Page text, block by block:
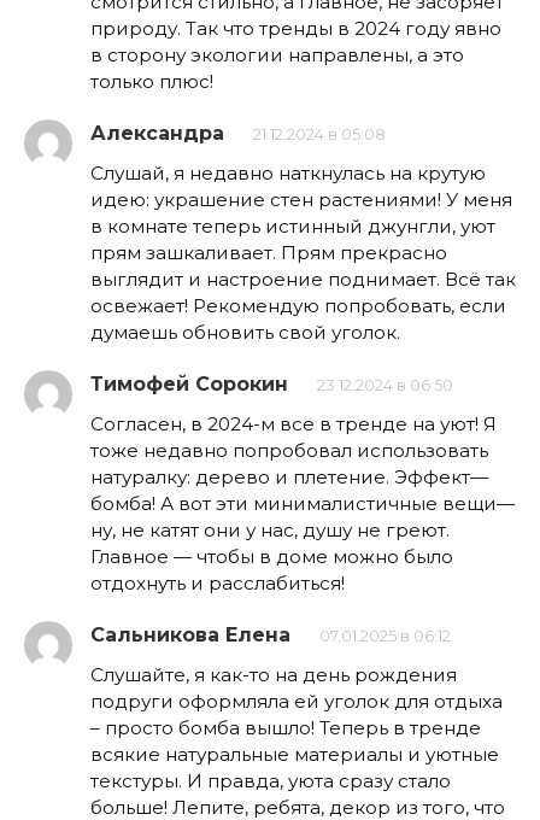
природу. Так что тренды в 2024 году явно
в сторону экологии направлены, а это
только плюс!
Александра 21.12.2024 в 05:08
Слушай, я недавно наткнулась на крутую
идею: украшение стен растениями! У меня
в комнате теперь истинный джунгли, уют
прям зашкаливает. Прям прекрасно
выглядит и настроение поднимает. Всё так
освежает! Рекомендую попробовать, если
думаешь обновить свой уголок.
Тимофей Сорокин 23.12.2024 в 06:50
Согласен, в 2024-м все в тренде на уют! Я
тоже недавно попробовал использовать
натуралку: дерево и плетение. Эффект—
бомба! А вот эти минималистичные вещи—
ну, не катят они у нас, душу не греют.
Главное — чтобы в доме можно было
отдохнуть и расслабиться!
Сальникова Елена 07.01.2025 в 06:12
Слушайте, я как-то на день рождения
подруги оформляла ей уголок для отдыха
– просто бомба вышло! Теперь в тренде
всякие натуральные материалы и уютные
текстуры. И правда, уюта сразу стало
больше! Лепите, ребята, декор из того, что